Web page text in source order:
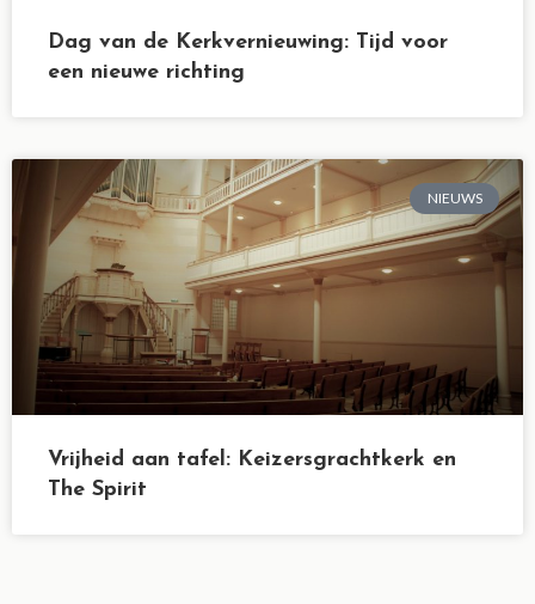
Dag van de Kerkvernieuwing: Tijd voor
een nieuwe richting
NIEUWS
Vrijheid aan tafel: Keizersgrachtkerk en
The Spirit